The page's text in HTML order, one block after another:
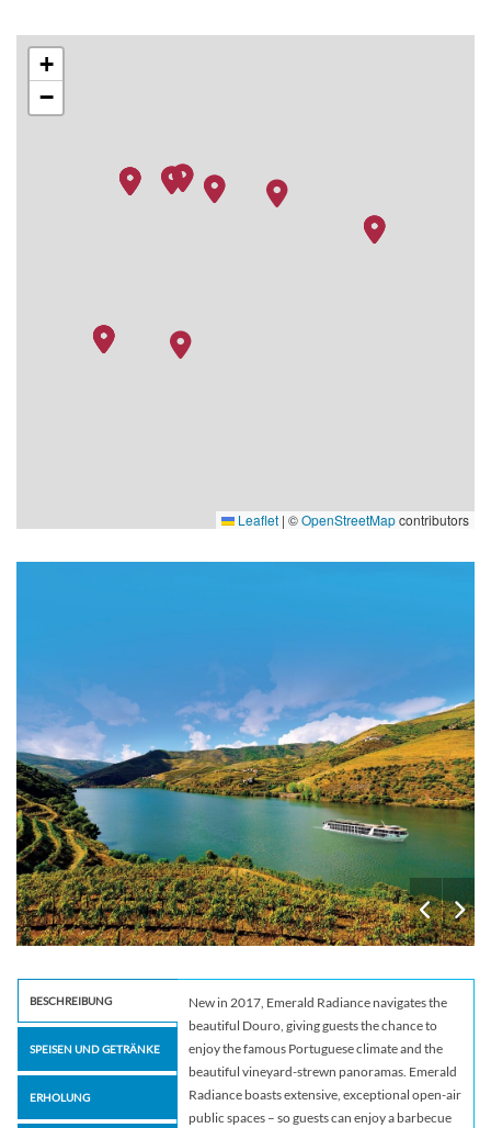
12.11.27
Lisbon
+
−
Leaflet | ©OpenStreetMapcontributors
BESCHREIBUNG
SPEISEN UND GETRÄNKE
ERHOLUNG
New in 2017, Emerald Radiance navigates the
beautiful Douro, giving guests the chance to
enjoy the famous Portuguese climate and the
beautiful vineyard-strewn panoramas. Emerald
Radiance boasts extensive, exceptional open-air
public spaces – so guests can enjoy a barbecue